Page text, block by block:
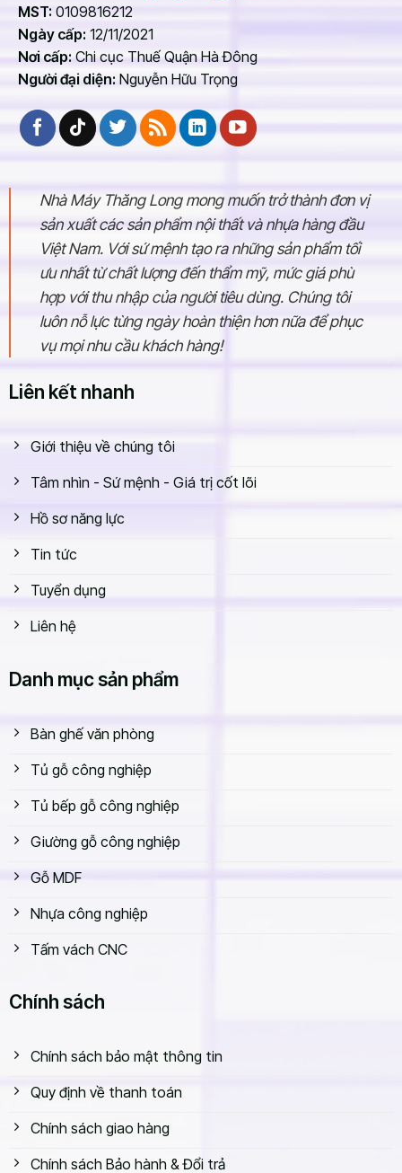
MST: 0109816212
Ngày cấp: 12/11/2021
Nơi cấp:Chi cục Thuế Quận Hà Đông
Người đại diện:Nguyễn Hữu Trọng
Nhà Máy Thăng Long mong muốn trở thành đơn vị
sản xuất các sản phẩm nội thất và nhựa hàng đầu
Việt Nam. Với sứ mệnh tạo ra những sản phẩm tối
ưu nhất từ chất lượng đến thẩm mỹ, mức giá phù
hợp với thu nhập của người tiêu dùng. Chúng tôi
luôn nỗ lực từng ngày hoàn thiện hơn nữa để phục
vụ mọi nhu cầu khách hàng!
Liên kết nhanh
Giới thiệu về chúng tôi
Tâm nhìn - Sứ mệnh - Giá trị cốt lõi
Hồ sơ năng lực
Tin tức
Tuyển dụng
Liên hệ
Danh mục sản phẩm
Bàn ghế văn phòng
Tủ gỗ công nghiệp
Tủ bếp gỗ công nghiệp
Giường gỗ công nghiệp
Gỗ MDF
Nhựa công nghiệp
Tấm vách CNC
Chính sách
Chính sách bảo mật thông tin
Quy định về thanh toán
Chính sách giao hàng
Chính sách Bảo hành & Đổi trả